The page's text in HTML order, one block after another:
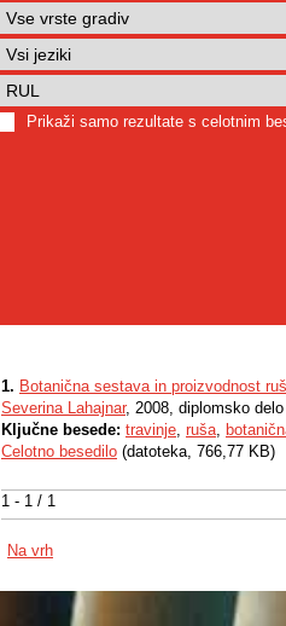
Prikaži samo rezultate s celotnim
1 - 1 / 1
1. Botanična sestava in proizvodnost
Severina Lahajnar, 2008, diplomsko delo
Ključne besede: travinje, ruša,
Celotno besedilo (datoteka, 766,77 KB)
Na vrh